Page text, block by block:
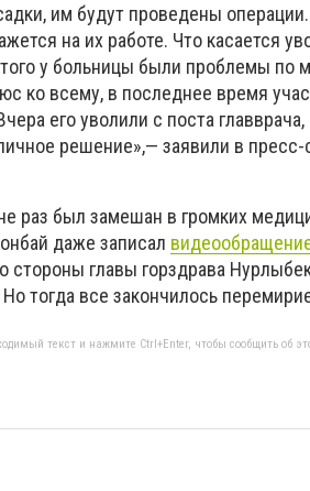
им будут проведены
на их работе. Что касается
у больницы были проблемы по
ко всему, в последнее время
его уволили с поста
решение»,— заявили в
раз был замешан в громких
даже записал
стороны главы горздрава
тогда все закончилось
текст и нажмите Ctrl+Enter, чтобы сообщить об